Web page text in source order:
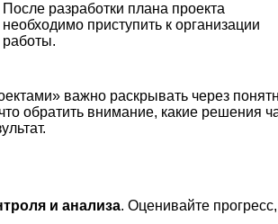
После разработки плана проекта
необходимо приступить к организации
работы.
важно раскрывать через
обратить внимание, какие
и анализа. Оценивайте